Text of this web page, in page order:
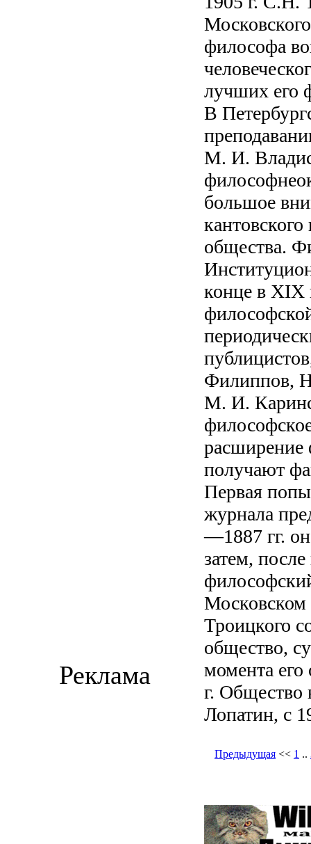
философа
лучших его
В
М. И.
большое
общества.
конце в XIX
Филиппов,
М. И.
расширение
получают
Первая
журнала
—1887 гг.
затем,
Московском
Троицкого
общество,
момента
г. Общество
Лопатин, с
Предыдущая << 1 ..
Реклама